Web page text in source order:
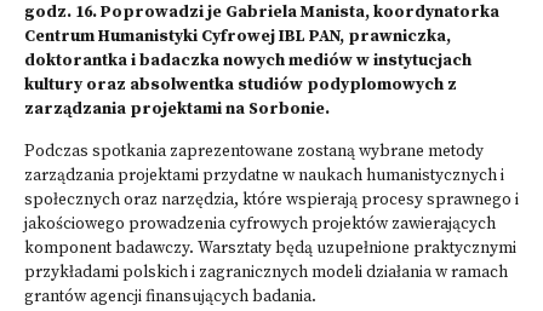
godz. 16. Poprowadzi je Gabriela Manista, koordynatorka
Centrum Humanistyki Cyfrowej IBL PAN, prawniczka,
doktorantka i badaczka nowych mediów w instytucjach
kultury oraz absolwentka studiów podyplomowych z
zarządzania projektami na Sorbonie.
Podczas spotkania zaprezentowane zostaną wybrane metody
zarządzania projektami przydatne w naukach humanistycznych i
społecznych oraz narzędzia, które wspierają procesy sprawnego i
jakościowego prowadzenia cyfrowych projektów zawierających
komponent badawczy. Warsztaty będą uzupełnione praktycznymi
przykładami polskich i zagranicznych modeli działania w ramach
grantów agencji finansujących badania.